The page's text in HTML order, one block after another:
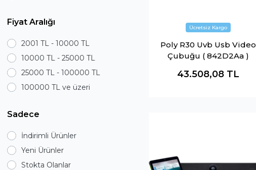
Fiyat Aralığı
2001 TL - 10000 TL
10000 TL - 25000 TL
25000 TL - 100000 TL
100000 TL ve üzeri
Sadece
İndirimli Ürünler
Yeni Ürünler
Stokta Olanlar
Poly R30 Uvb Usb Video
Çubuğu ( 842D2Aa )
43.508,08 TL